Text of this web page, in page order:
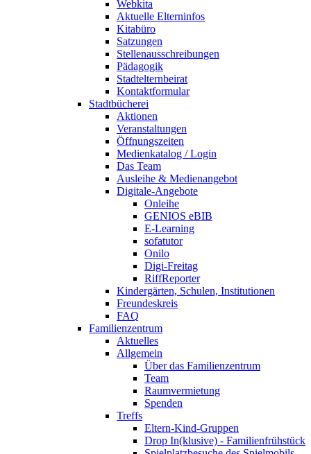
Webkita
Aktuelle Elterninfos
Kitabüro
Satzungen
Stellenausschreibungen
Pädagogik
Stadtelternbeirat
Kontaktformular
Stadtbücherei
Aktionen
Veranstaltungen
Öffnungszeiten
Medienkatalog / Login
Das Team
Ausleihe & Medienangebot
Digitale-Angebote
Onleihe
GENIOS eBIB
E-Learning
sofatutor
Onilo
Digi-Freitag
RiffReporter
Kindergärten, Schulen, Institutionen
Freundeskreis
FAQ
Familienzentrum
Aktuelles
Allgemein
Über das Familienzentrum
Team
Raumvermietung
Spenden
Treffs
Eltern-Kind-Gruppen
Drop In(klusive) - Familienfrühstück